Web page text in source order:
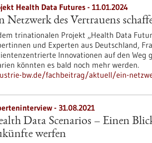
Health Data Futures - 11.01.2024
Netzwerk des Vertrauens
trinationalen Projekt „Health Data
und Experten aus Deutschland,
Innovationen auf den Weg
könnten es bald noch mehr werden.
bw.de/fachbeitrag/aktuell/ein-
- 31.08.2021
Data Scenarios – Einen
werfen